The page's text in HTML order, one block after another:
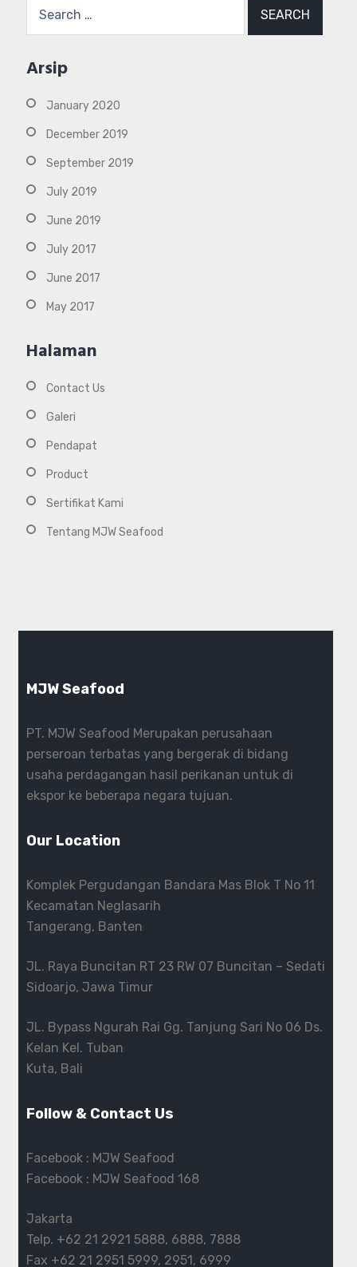
Arsip
January 2020
December 2019
September 2019
July 2019
June 2019
July 2017
June 2017
May 2017
Halaman
Contact Us
Galeri
Pendapat
Product
Sertifikat Kami
Tentang MJW Seafood
MJW Seafood
PT. MJW Seafood Merupakan perusahaan
perseroan terbatas yang bergerak di bidang
usaha perdagangan hasil perikanan untuk di
ekspor ke beberapa negara tujuan.
Our Location
Komplek Pergudangan Bandara Mas Blok T No 11
Kecamatan Neglasarih
Tangerang, Banten
JL. Raya Buncitan RT 23 RW 07 Buncitan – Sedati
Sidoarjo, Jawa Timur
JL. Bypass Ngurah Rai Gg. Tanjung Sari No 06 Ds.
Kelan Kel. Tuban
Kuta, Bali
Follow & Contact Us
Facebook : MJW Seafood
Facebook : MJW Seafood 168
Jakarta
Telp. +62 21 2921 5888, 6888, 7888
Fax +62 21 2951 5999, 2951, 6999